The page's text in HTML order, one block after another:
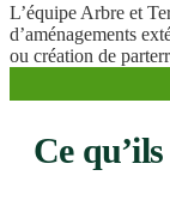
L’équipe Arbre et
d’aménagements
ou création de
Ce